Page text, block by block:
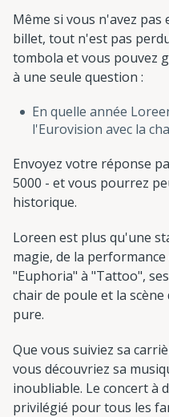
Même si vous n'avez
billet, tout n'est pas
tombola et vous pouvez
à une seule question :
En quelle année
l'Eurovision avec la
Envoyez votre réponse
5000 - et vous pourrez
historique.
Loreen est plus qu'une
magie, de la
"Euphoria" à "Tattoo",
chair de poule et la
pure.
Que vous suiviez sa
vous découvriez sa
inoubliable. Le concert à
privilégié pour tous les